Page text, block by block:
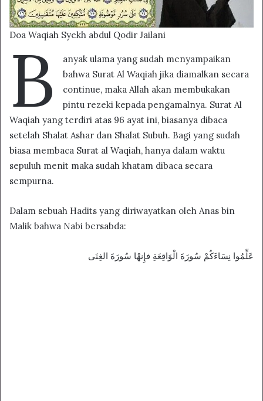
Doa Waqiah Syekh abdul Qodir Jailani
B
anyak ulama yang sudah menyampaikan
bahwa Surat Al Waqiah jika diamalkan secara
continue, maka Allah akan membukakan
pintu rezeki kepada pengamalnya. Surat Al
Waqiah yang terdiri atas 96 ayat ini, biasanya dibaca
setelah Shalat Ashar dan Shalat Subuh. Bagi yang sudah
biasa membaca Surat al Waqiah, hanya dalam waktu
sepuluh menit maka sudah khatam dibaca secara
sempurna.
Dalam sebuah Hadits yang diriwayatkan oleh Anas bin
Malik bahwa Nabi bersabda:
عَلِّمُوا نِسَاءَكُمْ سُورَةَ الْوَاقِعَةِ فإِنهْا سُورَةَ الغِنَى